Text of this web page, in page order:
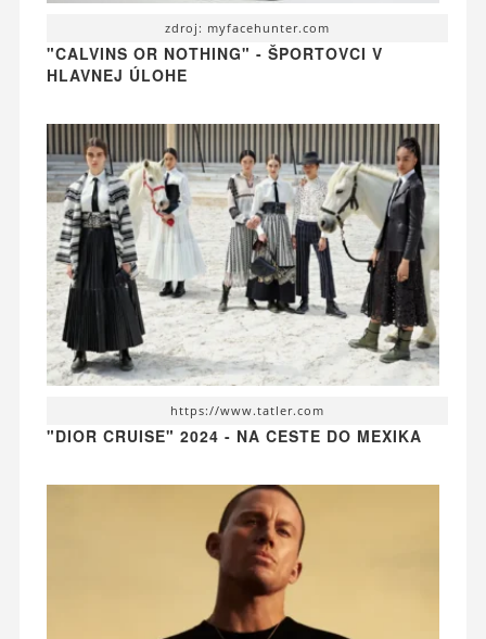
zdroj: myfacehunter.com
"CALVINS OR NOTHING" - ŠPORTOVCI V
HLAVNEJ ÚLOHE
https://www.tatler.com
"DIOR CRUISE" 2024 - NA CESTE DO MEXIKA